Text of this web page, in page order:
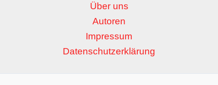
Über uns
Autoren
Impressum
Datenschutzerklärung